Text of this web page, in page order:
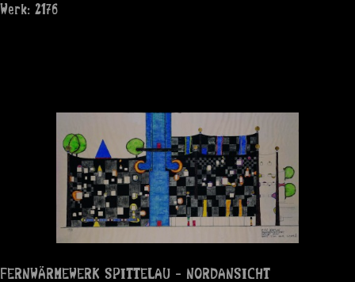
Werk: 2176
FERNWÄRMEWERK SPITTELAU - NORDANSICHT